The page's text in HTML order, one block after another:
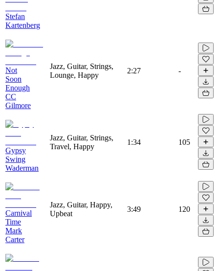
Stefan
Kartenberg
Not
Soon
Enough
CC
Gilmore
Jazz, Guitar, Strings,
Lounge, Happy
2:27 -
Gypsy
Swing
Waderman
Jazz, Guitar, Strings,
Travel, Happy
1:34 105
Carnival
Time
Mark
Carter
Jazz, Guitar, Happy,
Upbeat
3:49 120